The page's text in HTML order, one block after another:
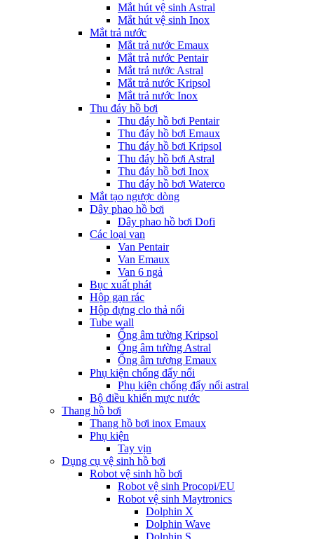
Mắt hút vệ sinh Astral
Mắt hút vệ sinh Inox
Mắt trả nước
Mắt trả nước Emaux
Mắt trả nước Pentair
Mắt trả nước Astral
Mắt trả nước Kripsol
Mắt trả nước Inox
Thu đáy hồ bơi
Thu đáy hồ bơi Pentair
Thu đáy hồ bơi Emaux
Thu đáy hồ bơi Kripsol
Thu đáy hồ bơi Astral
Thu đáy hồ bơi Inox
Thu đáy hồ bơi Waterco
Mắt tạo ngược dòng
Dây phao hồ bơi
Dây phao hồ bơi Dofi
Các loại van
Van Pentair
Van Emaux
Van 6 ngả
Bục xuất phát
Hộp gạn rác
Hộp đựng clo thả nổi
Tube wall
Ống âm tường Kripsol
Ống âm tường Astral
Ống âm tương Emaux
Phụ kiện chống đẩy nổi
Phụ kiện chống đẩy nổi astral
Bộ điều khiển mực nước
Thang hồ bơi
Thang hồ bơi inox Emaux
Phụ kiện
Tay vịn
Dụng cụ vệ sinh hồ bơi
Robot vệ sinh hồ bơi
Robot vệ sinh Procopi/EU
Robot vệ sinh Maytronics
Dolphin X
Dolphin Wave
Dolphin S